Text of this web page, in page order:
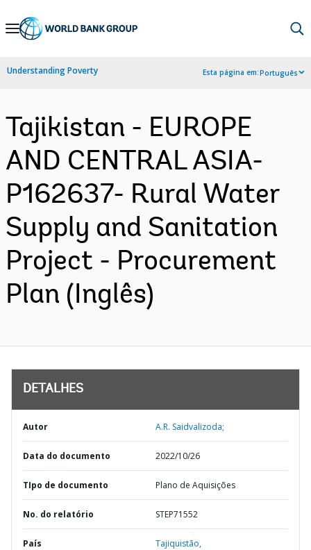
Skip
Navigation
Understanding Poverty Esta página em:Português
Tajikistan - EUROPE
AND CENTRAL ASIA-
P162637- Rural Water
Supply and Sanitation
Project - Procurement
Plan (Inglês)
DETALHES
Autor A.R. Saidvalizoda;
Data do documento 2022/10/26
TIpo de documento Plano de Aquisições
No. do relatório STEP71552
País Tajiquistão,